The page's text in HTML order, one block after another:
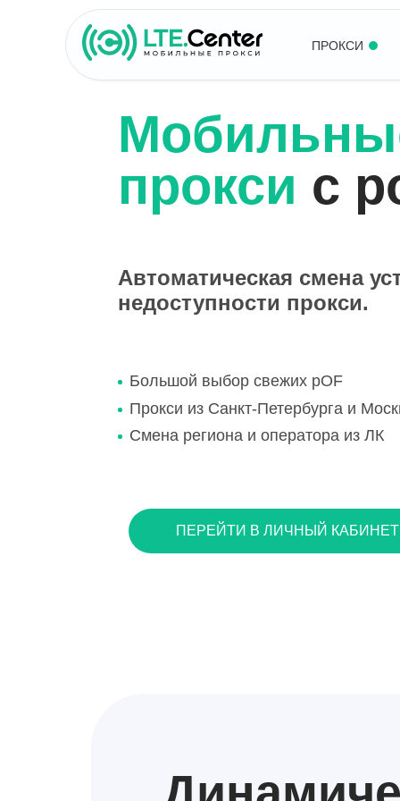
ПРОКСИ
прокси с
Автоматическая смена
недоступности прокси.
Большой выбор свежих pOF
Прокси из Санкт-Петербурга и
Смена региона и оператора из ЛК
ПЕРЕЙТИ В ЛИЧНЫЙ КАБИНЕТ